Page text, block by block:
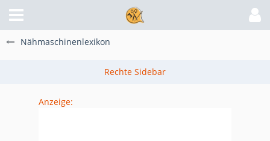
Nähmaschinenlexikon
Anzeige: